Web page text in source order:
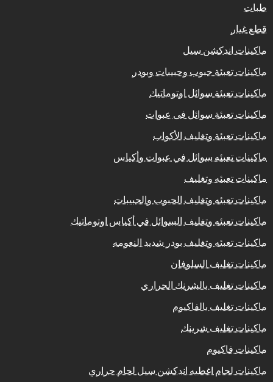
طبات
قطع غيار
ماكينات اندكشن سيل
ماكينات تعبئة حبوب وحبيبات وبودر
ماكينات تعبئة سوائل اوتوماتيك
ماكينات تعبئة سوائل فى عبوات
ماكينات تعبئة وتغليف الأكواب
ماكينات تعبئه سوائل في عبوات وأكياس
ماكينات تعبئه وتغليف
ماكينات تعبئه وتغليف الحبوب والحبيبات
ماكينات تعبئه وتغليف السوائل في أكياس اوتوماتيك
ماكينات تعبئه وتغليف بودر شديد النعومه
ماكينات تغليف السلوفان
ماكينات تغليف بالشرنك الحراري
ماكينات تغليف بالفاكيوم
ماكينات تغليف شرينك
ماكينات فاكيوم
ماكينات لحام اغطيه اندكشن سيل لحام حراري